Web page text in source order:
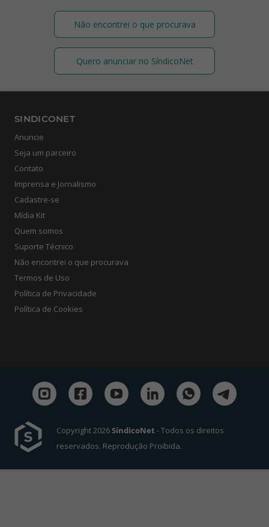
Não encontrei o que procurava
Quero anunciar no SíndicoNet
SINDICONET
Anuncie
Seja um parceiro
Contato
Imprensa e Jornalismo
Cadastre-se
Mídia Kit
Quem somos
Suporte Técnico
Não encontrei o que procurava
Termos de Uso
Política de Privacidade
Política de Cookies
Copyright 2026SíndicoNet - Todos os direitos
reservados. Reprodução Proibida.